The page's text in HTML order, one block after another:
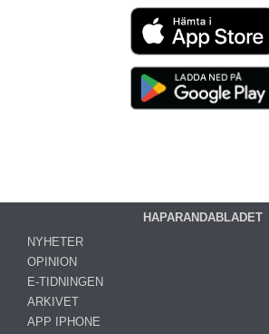
HAPARANDABLADET
NYHETER
OPINION
E-TIDNINGEN
ARKIVET
APP IPHONE